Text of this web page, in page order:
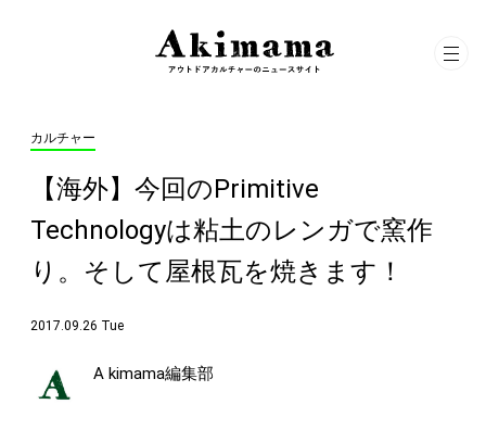
カルチャー
【海外】今回のPrimitive
Technologyは粘土のレンガで窯作
り。そして屋根瓦を焼きます！
2017.09.26 Tue
A kimama編集部